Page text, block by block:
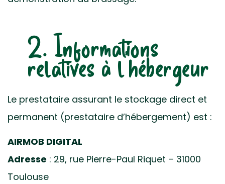
2. Informations
relatives à l’hébergeur
Le prestataire assurant le stockage direct et
permanent (prestataire d’hébergement) est :
AIRMOB DIGITAL
Adresse : 29, rue Pierre-Paul Riquet – 31000
Toulouse